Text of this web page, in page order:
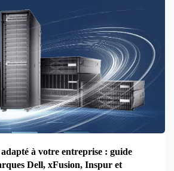
à votre entreprise : guide
Dell, xFusion, Inspur et